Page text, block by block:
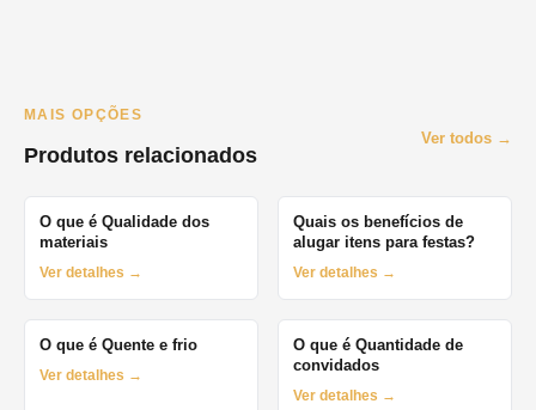
MAIS OPÇÕES
Produtos relacionados
Ver todos →
O que é Qualidade dos
materiais
Ver detalhes →
Quais os benefícios de
alugar itens para festas?
Ver detalhes →
O que é Quente e frio
Ver detalhes →
O que é Quantidade de
convidados
Ver detalhes →